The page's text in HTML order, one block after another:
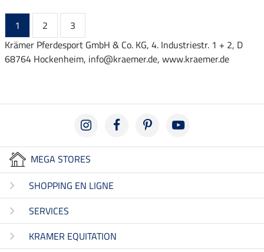
1 2
3
Krämer Pferdesport GmbH & Co. KG, 4. Industriestr. 1 + 2, D
68764 Hockenheim, info@kraemer.de, www.kraemer.de
MEGA STORES
SHOPPING EN LIGNE
SERVICES
KRAMER EQUITATION